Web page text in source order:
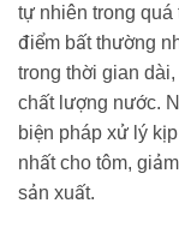
tự nhiên trong
điểm bất thường
trong thời gian
chất lượng nước.
biện pháp xử lý
nhất cho tôm,
sản xuất.